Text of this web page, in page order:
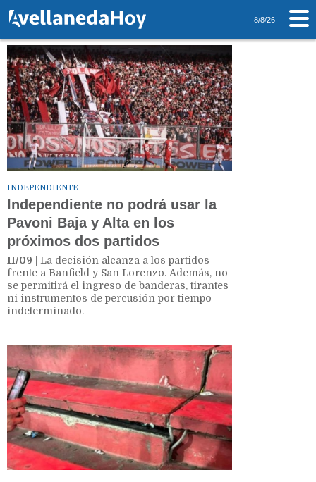
8/8/26
Tag: Tribuna
INDEPENDIENTE
Independiente no podrá usar la
Pavoni Baja y Alta en los
próximos dos partidos
11/09 | La decisión alcanza a los partidos
frente a Banfield y San Lorenzo. Además, no
se permitirá el ingreso de banderas, tirantes
ni instrumentos de percusión por tiempo
indeterminado.